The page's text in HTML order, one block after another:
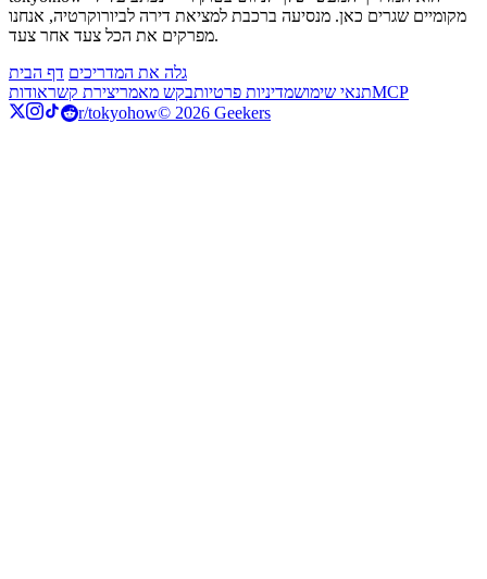
מקומיים שגרים כאן. מנסיעה ברכבת למציאת דירה לביורוקרטיה, אנחנו
מפרקים את הכל צעד אחר צעד.
גלה את המדריכים דף הבית
אודותיצירת קשרבקש מאמרמדיניות פרטיותתנאי שימושMCP
r/tokyohow© 2026 Geekers